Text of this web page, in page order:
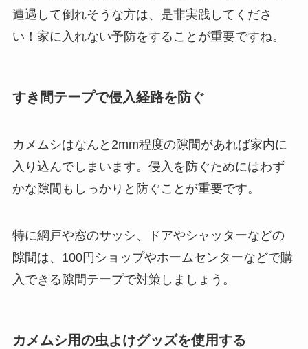
遭遇して倒れそうな方は、是非実践してくださ
い！家に入れない予防をすることが重要ですね。
すき間テープで侵入経路を防ぐ
カメムシはなんと2mm程度の隙間があれば家内に
入り込んでしまいます。侵入を防ぐためにはわず
かな隙間もしっかりと防ぐことが重要です。
特に網戸や窓のサッシ、ドアやシャッターなどの
隙間は、100円ショップやホームセンターなどで購
入できる隙間テープで対策しましょう。
カメムシ用の虫よけグッズを使用する